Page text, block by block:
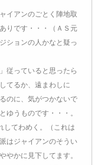
イアンのごとく陣地取
りです・・・（ＡＳ元
ションの人かなと疑っ
従っていると思ったら
てるか、遠まわしに
のに、気がつかないで
ゆうものです・・・。
してわめく。（これは
はジャイアンのそうい
やかに見下してます。